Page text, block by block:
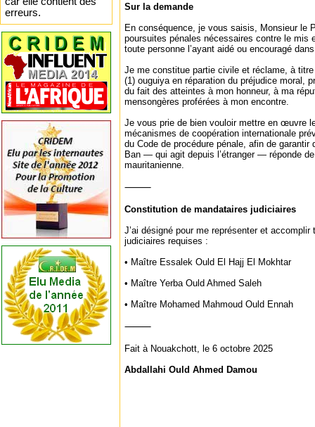
Sur la demande
En conséquence, je vous saisis, Monsieur le
poursuites pénales nécessaires contre le mis
toute personne l’ayant aidé ou encouragé
Je me constitue partie civile et réclame, à
(1) ouguiya en réparation du préjudice moral,
du fait des atteintes à mon honneur, à ma
mensongères proférées à mon encontre.
Je vous prie de bien vouloir mettre en œuvre
mécanismes de coopération internationale
du Code de procédure pénale, afin de garantir
Ban — qui agit depuis l’étranger — réponde
mauritanienne.
⸻
Constitution de mandataires judiciaires
J’ai désigné pour me représenter et
judiciaires requises :
• Maître Essalek Ould El Hajj El Mokhtar
• Maître Yerba Ould Ahmed Saleh
• Maître Mohamed Mahmoud Ould Ennah
⸻
Fait à Nouakchott, le 6 octobre 2025
Abdallahi Ould Ahmed Damou